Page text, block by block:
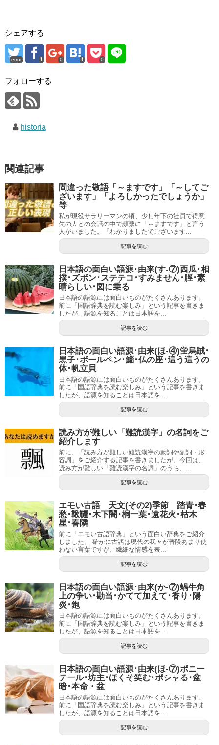
シェアする
error 0 0
フォローする
historia
関連記事
間違った敬語「～ますです」「～してご
ざいます」「よろしかったでしょうか」
等
私が現役サラリーマンの頃、少し年下の社員で得意
先の人との会話の中で頻繁に「～ますです」と言う
人がいました。「わかりましたでございます...
記事を読む
日本語の面白い語源･由来(す-⑦)西瓜･相
撲･ズボン･ステテコ･すみません･脛･素
晴らしい･図に乗る
日本語の語源には面白いものがたくさんあります。
前に「国語辞典を読む楽しみ」という記事を書きま
したが、語源を知ることは日本語を...
記事を読む
日本語の面白い語源･由来(ほ-④)蛍烏賊･
黒子･ボールペン･鯔･仏の座･這う這うの
体･帆立貝
日本語の語源には面白いものがたくさんあります。
前に「国語辞典を読む楽しみ」という記事を書きま
したが、語源を知ることは日本語を...
記事を読む
読み方が難しい「難読漢字」の名詞をご
紹介します
前に、「読み方が難しい難読漢字の動詞や副詞・形
容詞」をご紹介する記事を書きましたが、今回は、
読み方が難しい「難読漢字の名詞」のうち、...
記事を読む
エモい古語 天文(その2)季節 踏青･春
愁･鞦韆･木下闇･桐一葉･遠花火･枯木
星･春隣
前に「エモい古語辞典」という面白い辞典をご紹介
しました。 確かに古語は現代の我々が普段あまり使
わない言葉ですが、繊細な情感を表...
記事を読む
日本語の面白い語源･由来(か-⑦)蝸牛角
上の争い･勘当･かてて加えて･香り･陽
炎･鉋
日本語の語源には面白いものがたくさんあります。
前に「国語辞典を読む楽しみ」という記事を書きま
したが、語源を知ることは日本語を...
記事を読む
日本語の面白い語源･由来(ほ-⑦)ポニー
テール･坊主･ほくそ笑む･ポシャる･盆
暗･本命・盆
日本語の語源には面白いものがたくさんあります。
前に「国語辞典を読む楽しみ」という記事を書きま
したが、語源を知ることは日本語を...
記事を読む